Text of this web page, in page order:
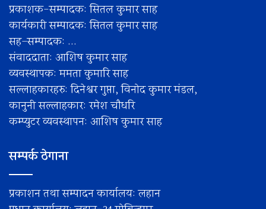
प्रकाशक-सम्पादक: सितल कुमार साह
कार्यकारी सम्पादक: सितल कुमार साह
सह–सम्पादक: ...
संवाददाता: आशिष कुमार साह
व्यवस्थापक: ममता कुमारि साह
सल्लाहकारहरु: दिनेश्वर गुप्ता, विनोद कुमार मंडल,
कानुनी सल्लाहकार: रमेश चाैधरि
कम्प्युटर व्यवस्थापन: आशिष कुमार साह
सम्पर्क ठेगाना
प्रकाशन तथा सम्पादन कार्यालय: लहान